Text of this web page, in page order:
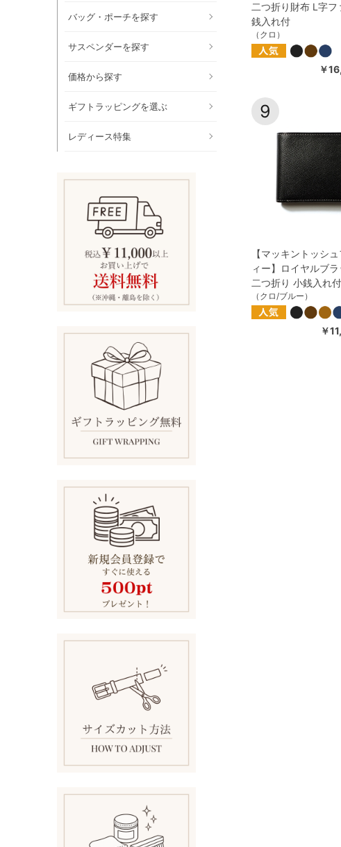
バッグ・ポーチを探す
サスペンダーを探す
価格から探す
ギフトラッピングを選ぶ
レディース特集
二つ折り財布 L字フ
銭入れ付
（クロ）
￥
9
【マッキントッシ
ィー】ロイヤルブ
二つ折り 小銭入れ付
（クロ/ブルー）
￥